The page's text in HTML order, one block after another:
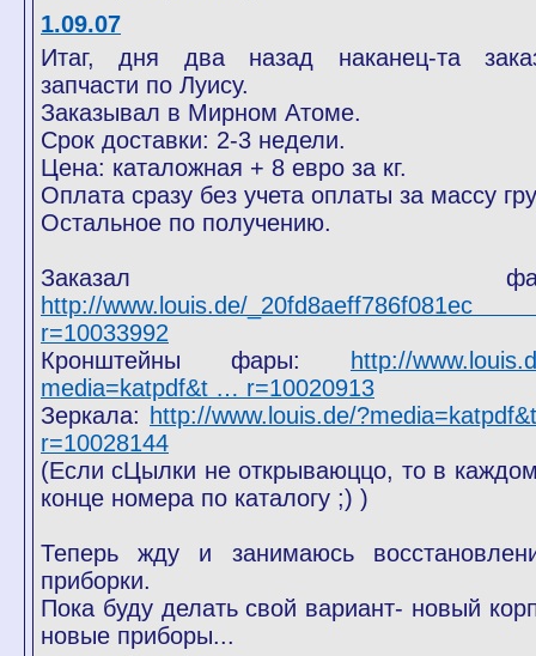
1.09.07
Итаг, дня два назад наканец-та
запчасти по Луису.
Заказывал в Мирном Атоме.
Срок доставки: 2-3 недели.
Цена: каталожная + 8 евро за кг.
Оплата сразу без учета оплаты за массу
Остальное по получению.
Заказал
http://www.louis.de/
r=10033992
Кронштейны фары:
http://
media=katpdf&t … r=10020913
Зеркала: http://www.louis.de/
r=10028144
(Если сЦылки не открываюццо, то в
конце номера по каталогу ;) )
Теперь жду и занимаюсь
приборки.
Пока буду делать свой вариант- новый
новые приборы...